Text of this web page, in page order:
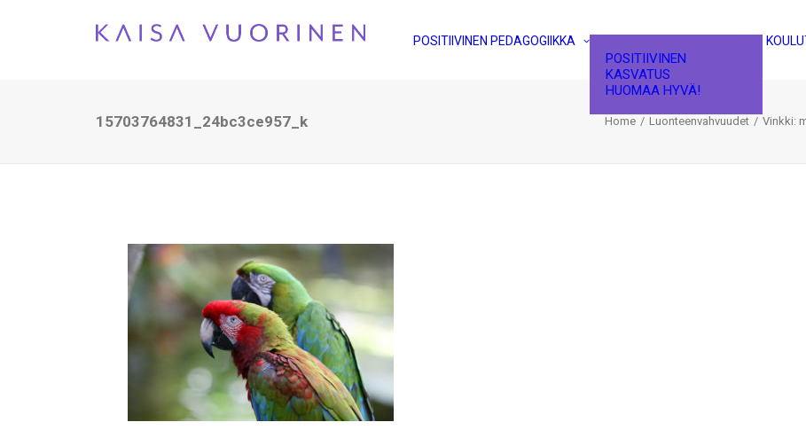
POSITIIVINEN PEDAGOGIIKKA
POSITIIVINEN
KASVATUS
HUOMAA HYVÄ!
15703764831_24bc3ce957_k Home Luonteenvahvuudet Vinkki: